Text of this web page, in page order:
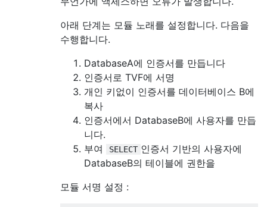
);
INSERT INTO dbo .[LotsOfValues]
VALUES
(1), (
---
[DatabaseA
SELECT * FROM dbo.[ DataFromOtherDB ]();
EXECUTE AS LOGIN = 'RestrictedUser'
SELECT * FROM dbo
아래 단계는 모듈 노래를 설정합니다. 다음을
수행합니다.
DatabaseA에 인증서를 만듭니다
인증서로 TVF에 서명
개인 키없이 인증서를 데이터베이스 B에
복사
인증서에서 DatabaseB에 사용자를 만듭
니다.
부여
SELECT 인증서 기반의 사용자에
DatabaseB의 테이블에 권한을
모듈 서명 설정 :